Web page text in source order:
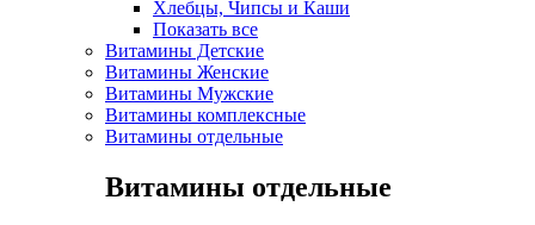
Хлебцы, Чипсы и Каши
Показать все
Витамины Детские
Витамины Женские
Витамины Мужские
Витамины комплексные
Витамины отдельные
Витамины отдельные